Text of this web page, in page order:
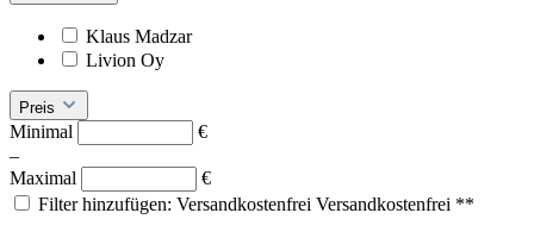
Klaus Madzar
Livion Oy
Preis
Minimal
€
–
Maximal
€
Filter hinzufügen: Versandkostenfrei Versandkostenfrei **